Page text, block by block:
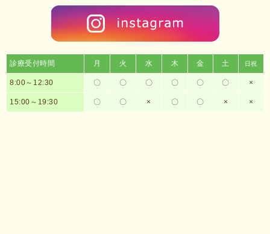
診療受付時間 月 火 水 木 金 土 日祝
8:00～12:30 〇 〇 〇 〇 〇 〇 ×
15:00～19:30 〇 〇 × 〇 〇 × ×